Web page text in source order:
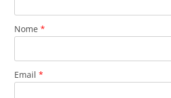
Nome *
Email *